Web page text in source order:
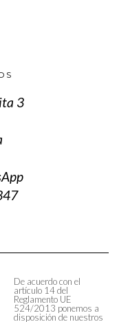
3
De acuerdo con el
artículo 14 del
Reglamento UE
524/2013 ponemos a
disposición de nuestros